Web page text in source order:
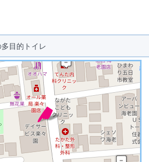
目的トイレ
を検索、表示中です ※